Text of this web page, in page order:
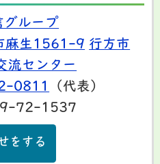
ループ
麻生1561-9 行方市
流センター
0811
（代表）
72-1537
をする